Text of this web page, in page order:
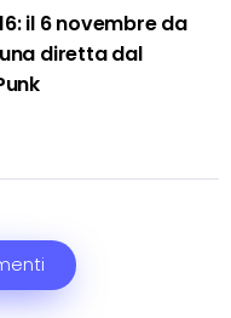
il 6 novembre da
diretta dal